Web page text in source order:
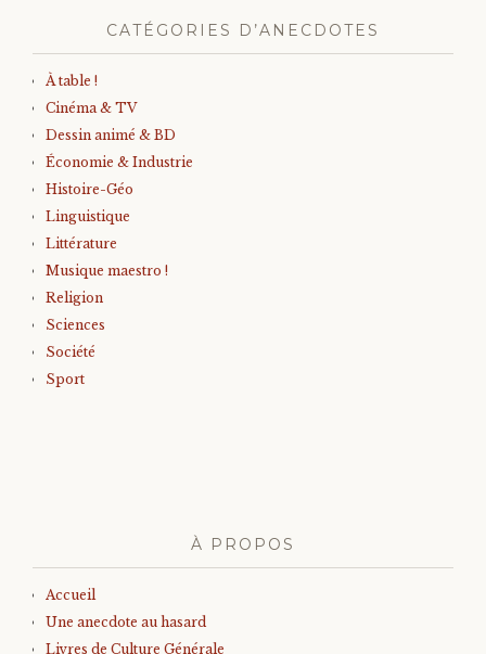
CATÉGORIES D’ANECDOTES
À table !
Cinéma & TV
Dessin animé & BD
Économie & Industrie
Histoire-Géo
Linguistique
Littérature
Musique maestro !
Religion
Sciences
Société
Sport
À PROPOS
Accueil
Une anecdote au hasard
Livres de Culture Générale